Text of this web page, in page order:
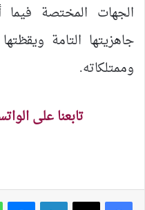
الجهات المختصة
جاهزيتها التامة
وممتلكاته.
تابعنا على
لينكدإن